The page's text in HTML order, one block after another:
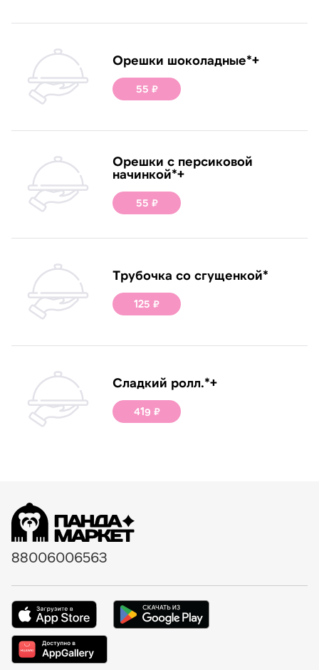
Орешки шоколадные*+
55 ₽
Орешки с персиковой
начинкой*+
55 ₽
Трубочка со сгущенкой*
125 ₽
Сладкий ролл.*+
419 ₽
88006006563